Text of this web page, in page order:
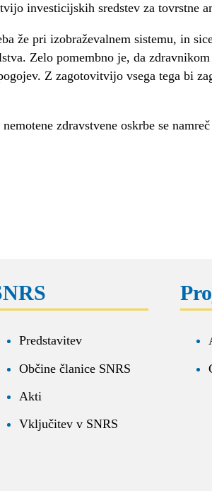
investicijskih sredstev za tovrstne
že pri izobraževalnem sistemu, in
Zelo pomembno je, da
Z zagotovitvijo vsega tega bi
zdravstvene oskrbe se
Predstavitev
Občine članice SNRS
Akti
Vključitev v SNRS